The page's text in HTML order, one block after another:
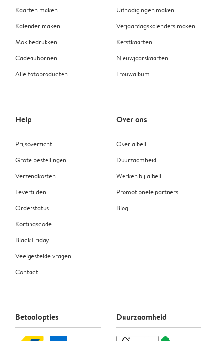
Kaarten maken
Kalender maken
Mok bedrukken
Cadeaubonnen
Alle fotoproducten
Uitnodigingen maken
Verjaardagskalenders maken
Kerstkaarten
Nieuwjaarskaarten
Trouwalbum
Help
Prijsoverzicht
Grote bestellingen
Verzendkosten
Levertijden
Orderstatus
Kortingscode
Black Friday
Veelgestelde vragen
Contact
Over ons
Over albelli
Duurzaamheid
Werken bij albelli
Promotionele partners
Blog
Betaalopties Duurzaamheid